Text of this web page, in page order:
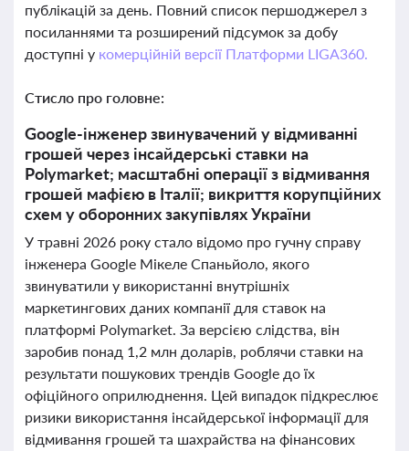
публікацій за день. Повний список першоджерел з
посиланнями та розширений підсумок за добу
доступні у комерційній версії Платформи LIGA360.
Стисло про головне:
Google-інженер звинувачений у відмиванні
грошей через інсайдерські ставки на
Polymarket; масштабні операції з відмивання
грошей мафією в Італії; викриття корупційних
схем у оборонних закупівлях України
У травні 2026 року стало відомо про гучну справу
інженера Google Мікеле Спаньйоло, якого
звинуватили у використанні внутрішніх
маркетингових даних компанії для ставок на
платформі Polymarket. За версією слідства, він
заробив понад 1,2 млн доларів, роблячи ставки на
результати пошукових трендів Google до їх
офіційного оприлюднення. Цей випадок підкреслює
ризики використання інсайдерської інформації для
відмивання грошей та шахрайства на фінансових